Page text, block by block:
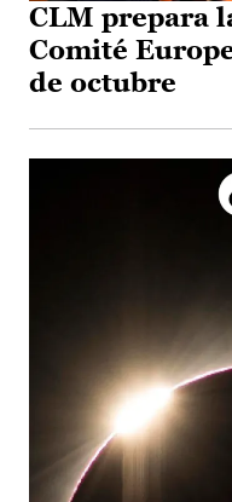
CLM prepara
Comité
de octubre